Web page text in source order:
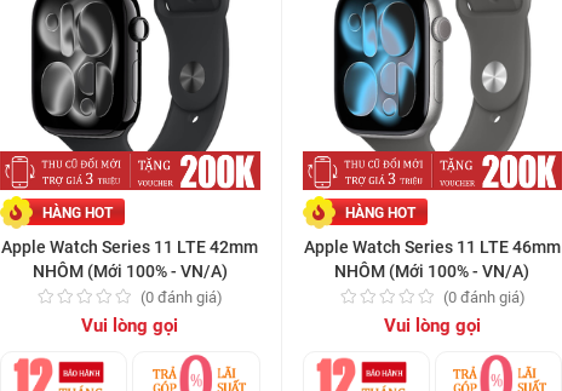
HÀNG HOT
Apple Watch Series 11 LTE 42mm
NHÔM (Mới 100% - VN/A)
(0 đánh giá)
Vui lòng gọi
HÀNG HOT
Apple Watch Series 11 LTE 46mm
NHÔM (Mới 100% - VN/A)
(0 đánh giá)
Vui lòng gọi